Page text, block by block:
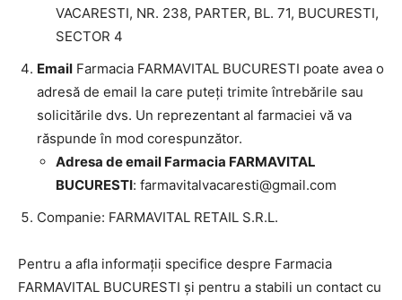
VACARESTI, NR. 238, PARTER, BL. 71, BUCURESTI,
SECTOR 4
Email Farmacia FARMAVITAL BUCURESTI poate avea o
adresă de email la care puteți trimite întrebările sau
solicitările dvs. Un reprezentant al farmaciei vă va
răspunde în mod corespunzător.
Adresa de email Farmacia FARMAVITAL
BUCURESTI: farmavitalvacaresti@gmail.com
Companie: FARMAVITAL RETAIL S.R.L.
Pentru a afla informații specifice despre Farmacia
FARMAVITAL BUCURESTI și pentru a stabili un contact cu